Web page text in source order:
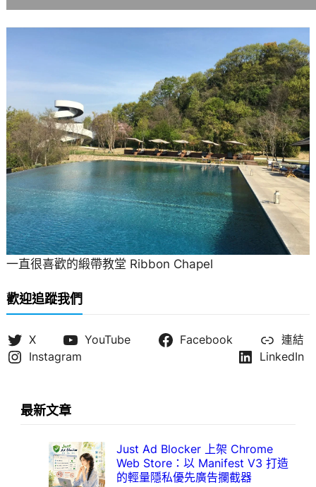
一直很喜歡的緞帶教堂 Ribbon Chapel
歡迎追蹤我們
X YouTube Facebook
連結
Instagram
LinkedIn
最新文章
Just Ad Blocker 上架 Chrome
Web Store：以 Manifest V3 打造
的輕量隱私優先廣告攔截器